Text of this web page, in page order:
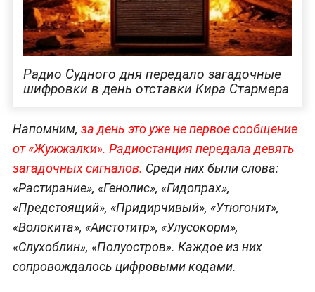
Радио Судного дня передало загадочные
шифровки в день отставки Кира Стармера
Напомним, за день это уже не первое сообщение
от «Жужжалки». Радиостанция передала девять
загадочных сигналов. Среди них были слова:
«Растирание», «Генолис», «Гидопрах»,
«Предстоящий», «Придирчивый», «Утюгонит»,
«Волокита», «Аистотитр», «Улусокорм»,
«Слухоблин», «Полуостров». Каждое из них
сопровождалось цифровыми кодами.